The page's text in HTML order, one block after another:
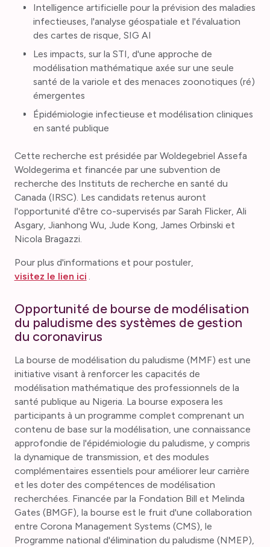
Intelligence artificielle pour la prévision des maladies
infectieuses, l'analyse géospatiale et l'évaluation
des cartes de risque, SIG AI
Les impacts, sur la STI, d'une approche de
modélisation mathématique axée sur une seule
santé de la variole et des menaces zoonotiques (ré)
émergentes
Épidémiologie infectieuse et modélisation cliniques
en santé publique
Cette recherche est présidée par Woldegebriel Assefa
Woldegerima et financée par une subvention de
recherche des Instituts de recherche en santé du
Canada (IRSC). Les candidats retenus auront
l'opportunité d'être co-supervisés par Sarah Flicker, Ali
Asgary, Jianhong Wu, Jude Kong, James Orbinski et
Nicola Bragazzi.
Pour plus d'informations et pour postuler,
visitez le lien ici .
Opportunité de bourse de modélisation
du paludisme des systèmes de gestion
du coronavirus
La bourse de modélisation du paludisme (MMF) est une
initiative visant à renforcer les capacités de
modélisation mathématique des professionnels de la
santé publique au Nigeria. La bourse exposera les
participants à un programme complet comprenant un
contenu de base sur la modélisation, une connaissance
approfondie de l'épidémiologie du paludisme, y compris
la dynamique de transmission, et des modules
complémentaires essentiels pour améliorer leur carrière
et les doter des compétences de modélisation
recherchées. Financée par la Fondation Bill et Melinda
Gates (BMGF), la bourse est le fruit d'une collaboration
entre Corona Management Systems (CMS), le
Programme national d'élimination du paludisme (NMEP),